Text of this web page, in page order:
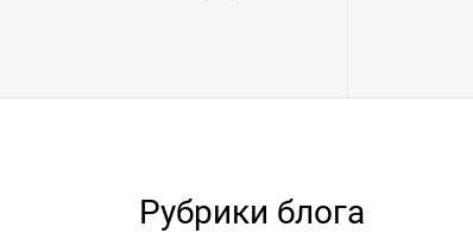
Рубрики блога